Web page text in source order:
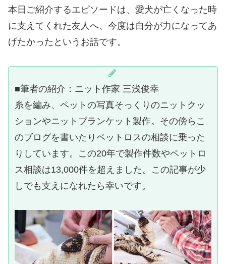
本日ご紹介するエピソードは、愛犬が亡くなった時
に支えてくれた友人へ、今度は自分が力になってあ
げたかったというお話です。
■筆者の紹介：ニット作家 三浅俊幸
糸を編み、ペットの写真そっくりのニットクッ
ションやニットブランケット製作。その傍らこ
のブログを書いたりペットロスの相談に乗った
りしています。この20年で製作件数やペットロ
ス相談は13,000件を超えました。この記事が少
しでも支えになれたら幸いです。